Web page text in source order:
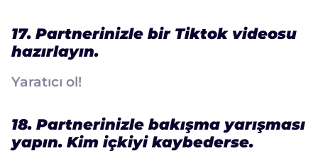
17. Partnerinizle bir Tiktok videosu
hazırlayın.
Yaratıcı ol!
18. Partnerinizle bakışma yarışması
yapın. Kim içkiyi kaybederse.